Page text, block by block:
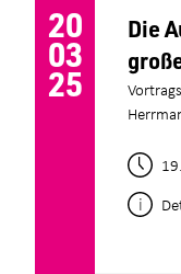
20
03
25
Die